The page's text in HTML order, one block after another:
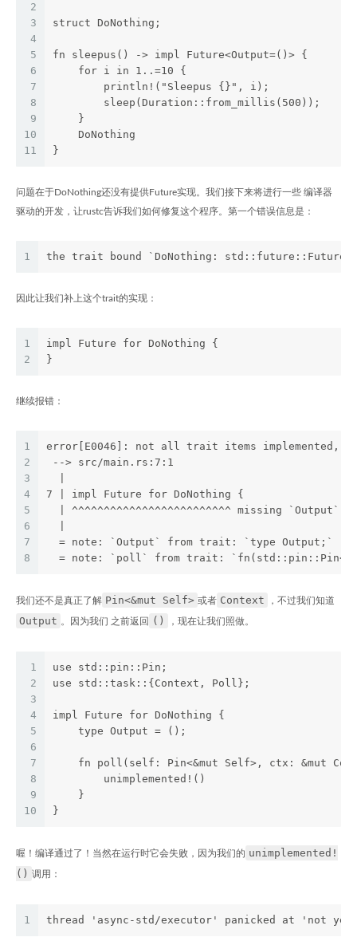
2
3
4
5
6
7
8
9
10
11
struct DoNothing;
fn sleepus() -> impl Future<Output=()> {
    for i in 1..=10 {
        println!("Sleepus {}", i);
        sleep(Duration::from_millis(500));
    }
    DoNothing
}
问题在于DoNothing还没有提供Future实现。我们接下来将进行一些 编译器
驱动的开发，让rustc告诉我们如何修复这个程序。第一个错误信息是：
1 the trait bound `DoNothing:
因此让我们补上这个trait的实现：
1
2
impl Future for DoNothing {
}
继续报错：
1
2
3
4
5
6
7
8
error[E0046]: not all trait items implemented,
--> src/main.rs:7:1
7 | impl Future for DoNothing {
| ^^^^^^^^^^^^^^^^^^^^^^^^^ missing `Output`,
  = note: `Output` from trait: `type Output;`
= note: `poll` from trait:
我们还不是真正了解 Pin<&mut Self> 或者 Context ，不过我们知道
Output 。因为我们 之前返回 () ，现在让我们照做。
1
2
3
4
5
6
7
8
9
10
use std::pin::Pin;
use std::task::{Context, Poll};
impl Future for DoNothing {
    type Output = ();
fn poll(self: Pin<&mut Self>, ctx: &mut
        unimplemented!()
    }
}
喔！编译通过了！当然在运行时它会失败，因为我们的 unimplemented!
() 调用：
1 thread 'async-std/executor' panicked at 'not yet